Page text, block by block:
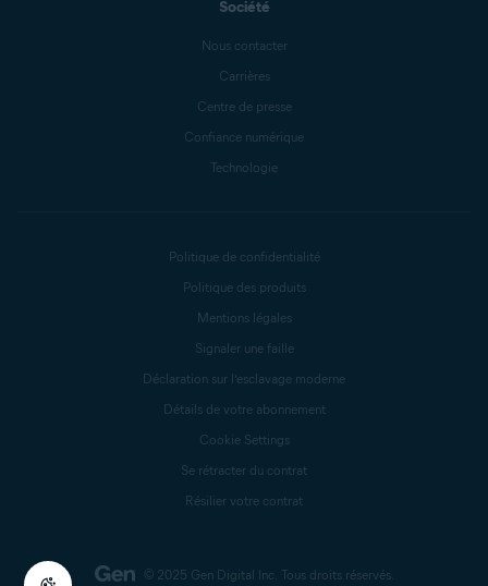
Société
Nous contacter
Carrières
Centre de presse
Confiance numérique
Technologie
© 2025 Gen Digital Inc. Tous droits réservés.
Politique de confidentialité
Politique des produits
Mentions légales
Signaler une faille
Déclaration sur l’esclavage moderne
Détails de votre abonnement
Cookie Settings
Se rétracter du contrat
Résilier votre contrat